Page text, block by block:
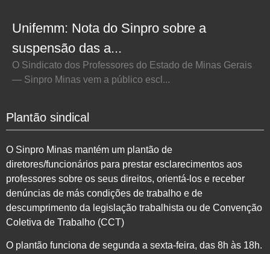
Unifemm: Nota do Sinpro sobre a
suspensão das a...
O Sindicato dos Professores do Estado de Minas Gerais
— Sinpro Minas vem a público escl...
Plantão sindical
O Sinpro Minas mantém um plantão de
diretores/funcionários para prestar esclarecimentos aos
professores sobre os seus direitos, orientá-los e receber
denúncias de más condições de trabalho e de
descumprimento da legislação trabalhista ou de Convenção
Coletiva de Trabalho (CCT)
O plantão funciona de segunda a sexta-feira, das 8h às 18h.